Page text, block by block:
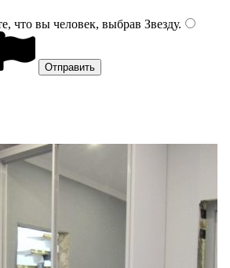
что вы человек, выбрав Звезду.